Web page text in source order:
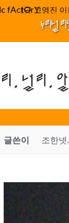
fActOrY
명규 고영진 이
누리널
리.널리.
글쓴이 조한